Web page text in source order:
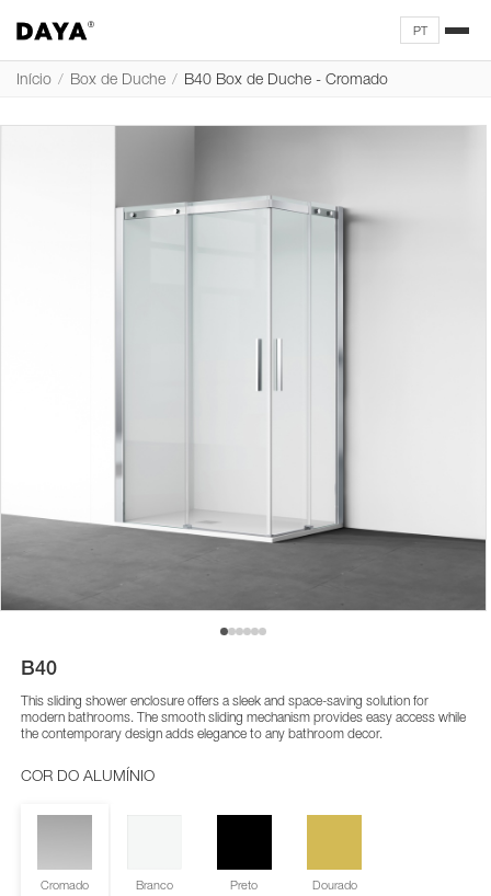
PT
Início / Box de Duche / B40 Box de Duche - Cromado
B40
This sliding shower enclosure offers a sleek and space-saving solution for
modern bathrooms. The smooth sliding mechanism provides easy access while
the contemporary design adds elegance to any bathroom decor.
COR DO ALUMÍNIO
Cromado Branco Preto Dourado